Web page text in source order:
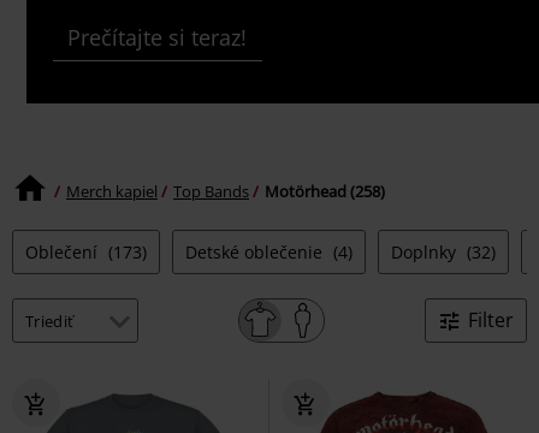
Prečítajte si teraz!
Merch kapiel Top Bands Motörhead (258)
Oblečení (173) Detské oblečenie (4) Doplnky (32)
Filter